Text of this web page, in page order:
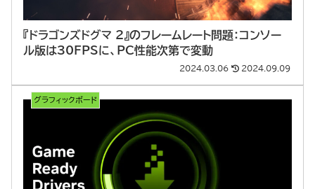
『ドラゴンズドグマ 2』のフレームレート問題：コンソー
ル版は30FPSに、PC性能次第で変動
2024.03.06 2024.09.09
グラフィックボード